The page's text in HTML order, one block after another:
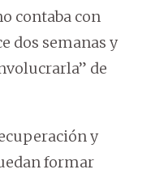
contaba con
dos semanas y
de
y
formar